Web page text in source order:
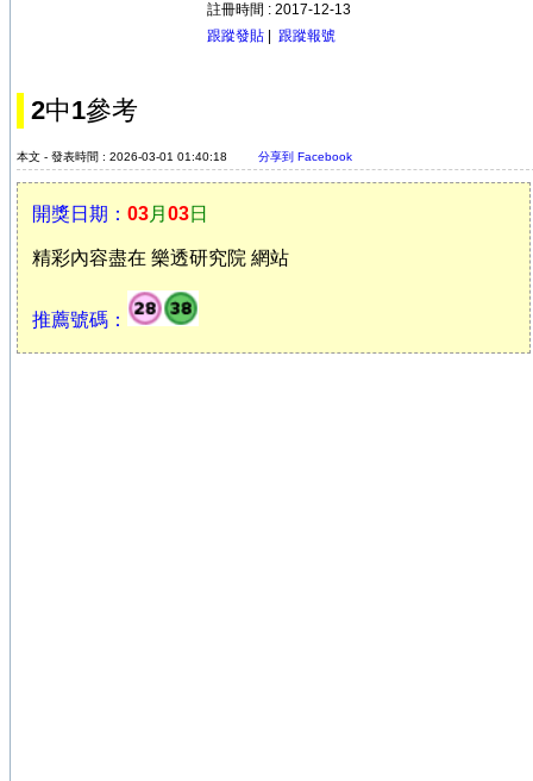
註冊時間 : 2017-12-13
跟蹤發貼
跟蹤報號
2中1參考
本文 - 發表時間 : 2026-03-01 01:40:18 分享到 Facebook
開獎日期： 03月 03日
精彩內容盡在 樂透研究院 網站
推薦號碼：